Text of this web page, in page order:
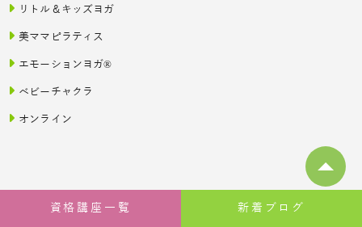
リトル＆キッズヨガ
美ママピラティス
エモーションヨガ®
ベビーチャクラ
オンライン
新着ブログ
資格講座一覧